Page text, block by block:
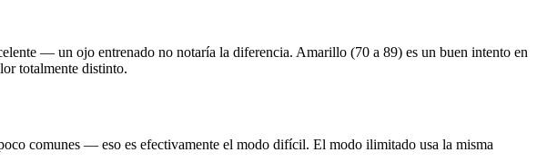
— un ojo entrenado no notaría la diferencia. Amarillo (70 a 89) es un buen intento en
totalmente distinto.
comunes — eso es efectivamente el modo difícil. El modo ilimitado usa la misma